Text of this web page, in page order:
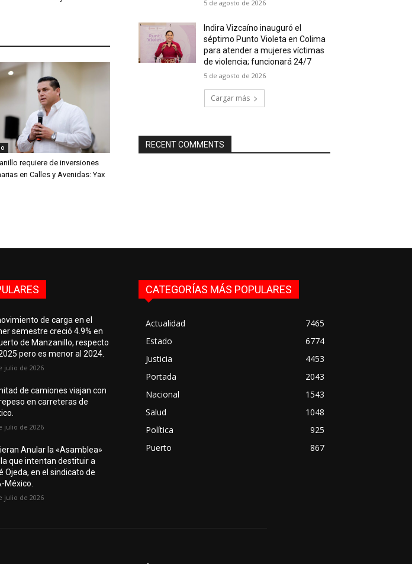
requiere de inversiones
en Calles y Avenidas: Yax
5 de agosto de 2026
Indira Vizcaíno inauguró el
séptimo Punto Violeta en Colima
para atender a mujeres víctimas
de violencia; funcionará 24/7
5 de agosto de 2026
Cargar más
RECENT COMMENTS
de carga en el
semestre creció 4.9% en
de Manzanillo, respecto
pero es menor al 2024.
julio de 2026
de camiones viajan con
en carreteras de
julio de 2026
Anular la «Asamblea»
que intentan destituir a
Ojeda, en el sindicato de
México.
julio de 2026
CATEGORÍAS MÁS POPULARES
Actualidad
7465
Estado
6774
Justicia
4453
Portada
2043
Nacional
1543
Salud
1048
Política
925
Puerto
867